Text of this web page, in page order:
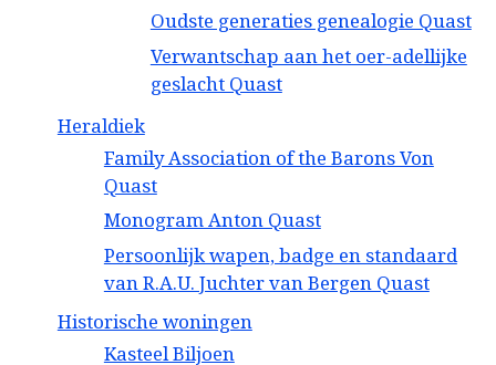
Oudste generaties genealogie Quast
Verwantschap aan het oer-adellijke
geslacht Quast
Heraldiek
Family Association of the Barons Von
Quast
Monogram Anton Quast
Persoonlijk wapen, badge en standaard
van R.A.U. Juchter van Bergen Quast
Historische woningen
Kasteel Biljoen